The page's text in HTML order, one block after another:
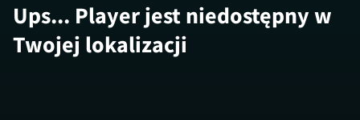
Ups... Player jest niedostępny w
Twojej lokalizacji